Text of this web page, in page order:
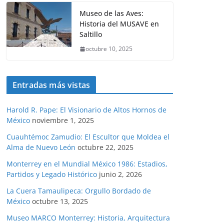
Museo de las Aves:
Historia del MUSAVE en
Saltillo
octubre 10, 2025
Entradas más vistas
Harold R. Pape: El Visionario de Altos Hornos de
México noviembre 1, 2025
Cuauhtémoc Zamudio: El Escultor que Moldea el
Alma de Nuevo León octubre 22, 2025
Monterrey en el Mundial México 1986: Estadios,
Partidos y Legado Histórico junio 2, 2026
La Cuera Tamaulipeca: Orgullo Bordado de
México octubre 13, 2025
Museo MARCO Monterrey: Historia, Arquitectura